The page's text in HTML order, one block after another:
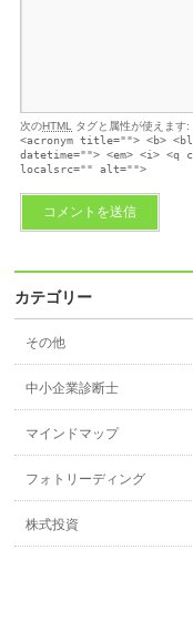
次のHTML タグと属性が使えます:
<acronym title=""> <b>
datetime=""> <em> <i> <q
localsrc="" alt="">
カテゴリー
その他
中小企業診断士
マインドマップ
フォトリーディング
株式投資